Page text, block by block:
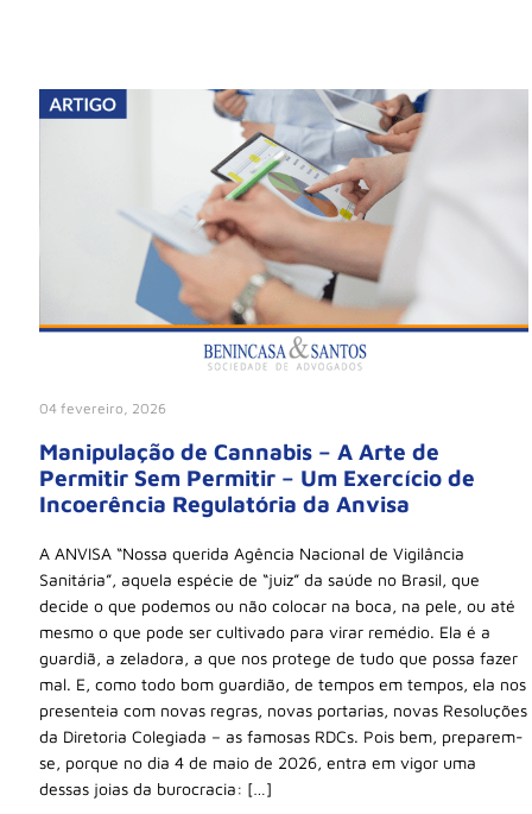
04 fevereiro, 2026
Manipulação de Cannabis – A Arte de
Permitir Sem Permitir – Um Exercício de
Incoerência Regulatória da Anvisa
A ANVISA “Nossa querida Agência Nacional de Vigilância
Sanitária”, aquela espécie de “juiz” da saúde no Brasil, que
decide o que podemos ou não colocar na boca, na pele, ou até
mesmo o que pode ser cultivado para virar remédio. Ela é a
guardiã, a zeladora, a que nos protege de tudo que possa fazer
mal. E, como todo bom guardião, de tempos em tempos, ela nos
presenteia com novas regras, novas portarias, novas Resoluções
da Diretoria Colegiada – as famosas RDCs. Pois bem, preparem-
se, porque no dia 4 de maio de 2026, entra em vigor uma
dessas joias da burocracia: […]